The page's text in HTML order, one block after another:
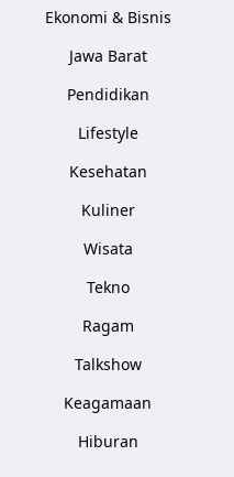
Ekonomi & Bisnis
Jawa Barat
Pendidikan
Lifestyle
Kesehatan
Kuliner
Wisata
Tekno
Ragam
Talkshow
Keagamaan
Hiburan